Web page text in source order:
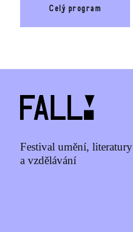
Celý program
Festival umění, literatury
a vzdělávání